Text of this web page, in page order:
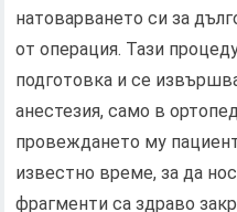
натоварването си за
от операция. Тази
подготовка и се
анестезия, само в
провеждането му
известно време, за да
фрагменти са здраво